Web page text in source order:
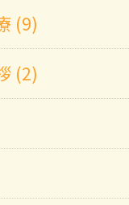
(9)
(2)